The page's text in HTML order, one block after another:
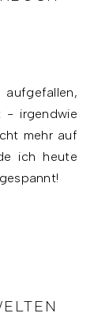
- irgendwie
mehr auf
ich heute